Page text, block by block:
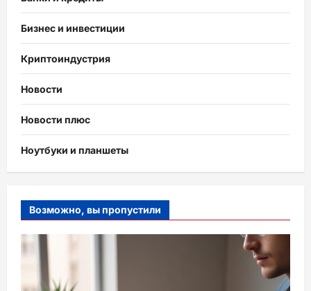
Бизнес и инвестиции
Криптоиндустрия
Новости
Новости плюс
Ноутбуки и планшеты
Возможно, вы пропустили